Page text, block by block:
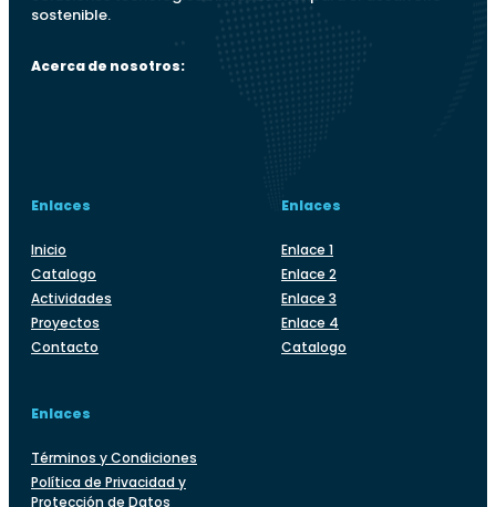
sostenible.
Acerca de nosotros:
Enlaces
Inicio
Catalogo
Actividades
Proyectos
Contacto
Enlaces
Enlace 1
Enlace 2
Enlace 3
Enlace 4
Catalogo
Enlaces
Términos y Condiciones
Política de Privacidad y
Protección de Datos